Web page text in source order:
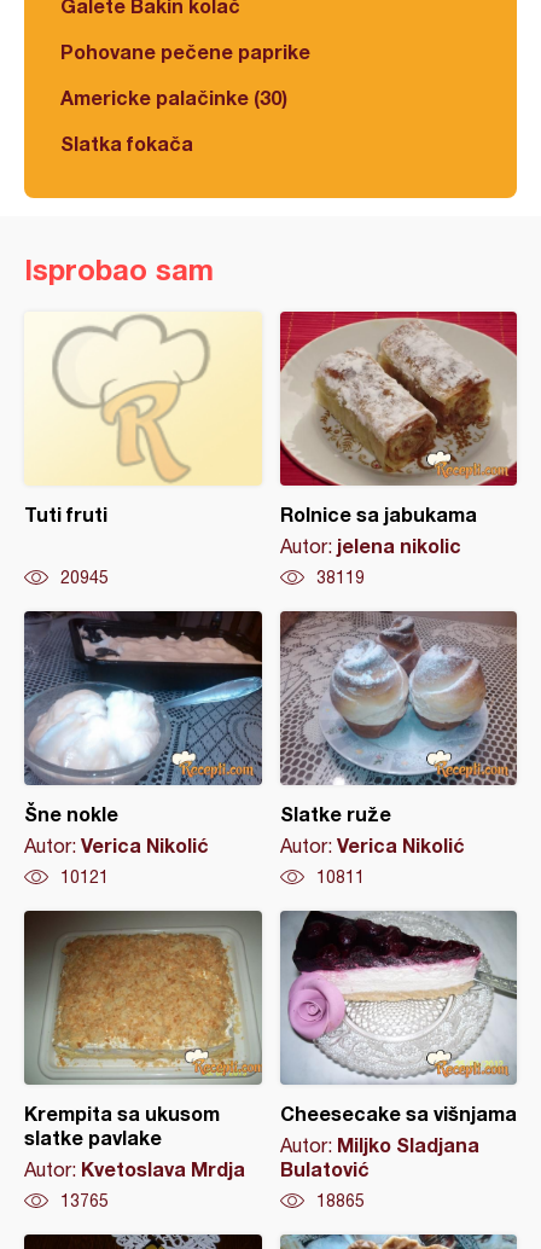
Galete Bakin kolač
Pohovane pečene paprike
Americke palačinke (30)
Slatka fokača
Isprobao sam
Tuti fruti
20945
Rolnice sa jabukama
Autor: jelena nikolic
38119
Šne nokle
Autor: Verica Nikolić
10121
Slatke ruže
Autor: Verica Nikolić
10811
Krempita sa ukusom
slatke pavlake
Autor: Kvetoslava Mrdja
13765
Cheesecake sa višnjama
Autor: Miljko Sladjana
Bulatović
18865